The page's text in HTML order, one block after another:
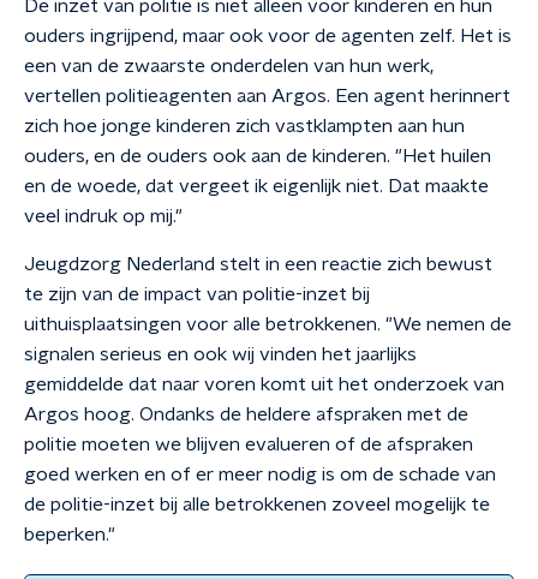
De inzet van politie is niet alleen voor kinderen en hun
ouders ingrijpend, maar ook voor de agenten zelf. Het is
een van de zwaarste onderdelen van hun werk,
vertellen politieagenten aan Argos. Een agent herinnert
zich hoe jonge kinderen zich vastklampten aan hun
ouders, en de ouders ook aan de kinderen. "Het huilen
en de woede, dat vergeet ik eigenlijk niet. Dat maakte
veel indruk op mij."
Jeugdzorg Nederland stelt in een reactie zich bewust
te zijn van de impact van politie-inzet bij
uithuisplaatsingen voor alle betrokkenen. "We nemen de
signalen serieus en ook wij vinden het jaarlijks
gemiddelde dat naar voren komt uit het onderzoek van
Argos hoog. Ondanks de heldere afspraken met de
politie moeten we blijven evalueren of de afspraken
goed werken en of er meer nodig is om de schade van
de politie-inzet bij alle betrokkenen zoveel mogelijk te
beperken."